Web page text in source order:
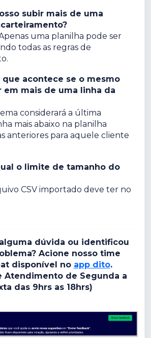
subir mais de uma
uma planilha pode ser
todas as regras de
que acontece se o mesmo
mais de uma linha da
considerará a última
mais abaixo na planilha
anteriores para aquele cliente
o limite de tamanho do
CSV importado deve ter no
dúvida ou identificou
Acione nosso time
disponível no app dito.
Atendimento de Segunda a
das 9hrs as 18hrs)